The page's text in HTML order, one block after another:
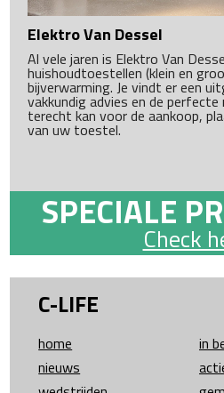
Elektro Van Dessel
Al vele jaren is Elektro Van
huishoudtoestellen (klein en
bijverwarming. Je vindt er een
vakkundig advies en de
terecht kan voor de aankoop,
van uw toestel.
SPECIALE
Check
C-LIFE
home
in
nieuws